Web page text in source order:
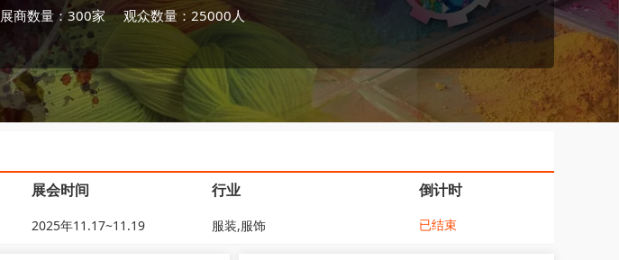
展商数量：300家 观众数量：25000人
展会时间 行业 倒计时
2025年11.17~11.19 服装,服饰 已结束